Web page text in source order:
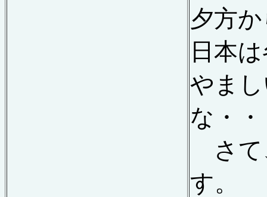
夕方
日本
やま
な・
さて
す。